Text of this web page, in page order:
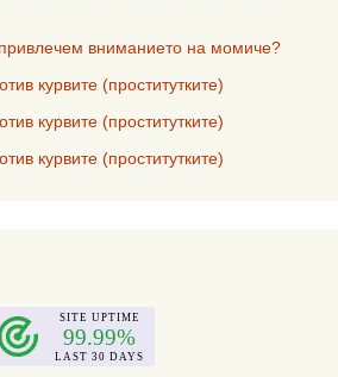
вниманието на момиче?
курвите (проститутките)
курвите (проститутките)
курвите (проститутките)